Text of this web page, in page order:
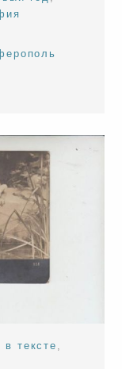
в тексте